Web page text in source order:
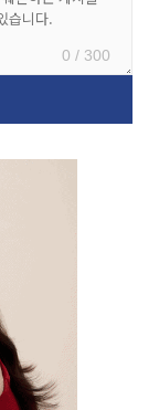
0 / 300